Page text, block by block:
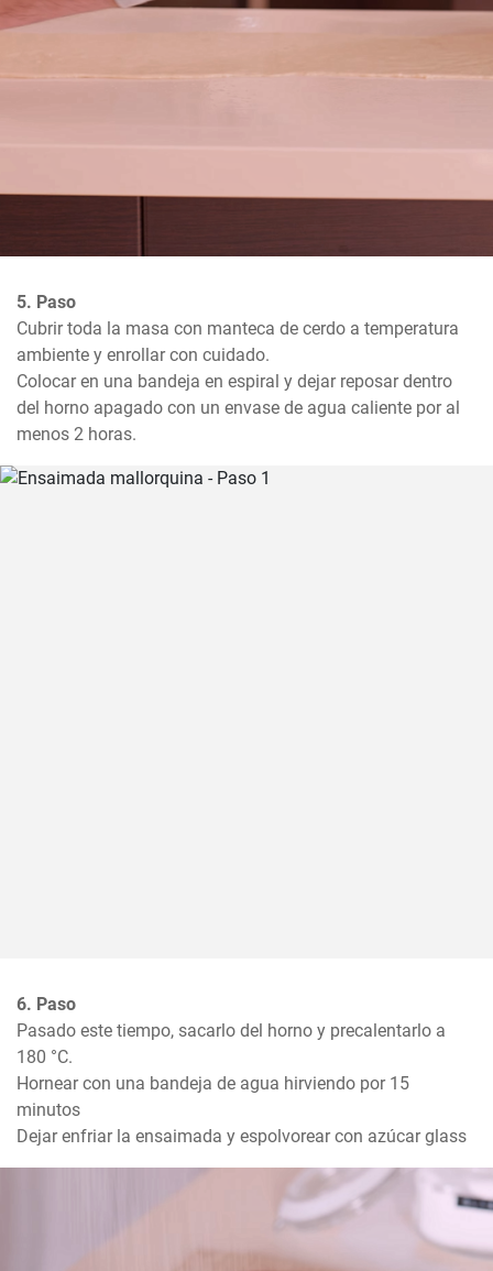
5. Paso
Cubrir toda la masa con manteca de cerdo a temperatura
ambiente y enrollar con cuidado.
Colocar en una bandeja en espiral y dejar reposar dentro
del horno apagado con un envase de agua caliente por al
menos 2 horas.
6. Paso
Pasado este tiempo, sacarlo del horno y precalentarlo a
180 °C.
Hornear con una bandeja de agua hirviendo por 15
minutos
Dejar enfriar la ensaimada y espolvorear con azúcar glass